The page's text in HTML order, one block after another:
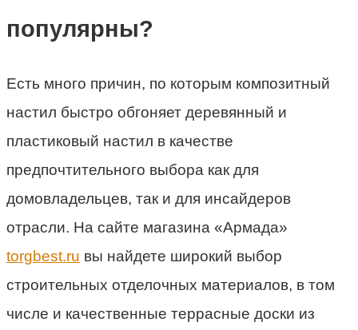
популярны?
Есть много причин, по которым композитный
настил быстро обгоняет деревянный и
пластиковый настил в качестве
предпочтительного выбора как для
домовладельцев, так и для инсайдеров
отрасли. На сайте магазина «Армада»
torgbest.ru вы найдете широкий выбор
строительных отделочных материалов, в том
числе и качественные террасные доски из